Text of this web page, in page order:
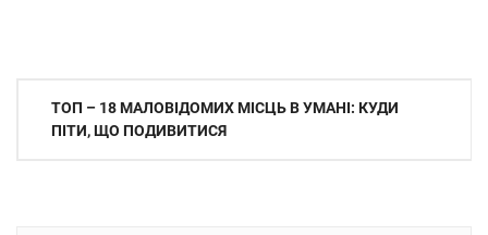
Навігація
записів
ТОП – 18 МАЛОВІДОМИХ МІСЦЬ В УМАНІ: КУДИ
ПІТИ, ЩО ПОДИВИТИСЯ